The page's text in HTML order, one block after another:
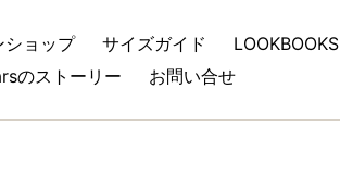
ショップ サイズガイド
LOOKBOOKS
のストーリー
お問い合せ